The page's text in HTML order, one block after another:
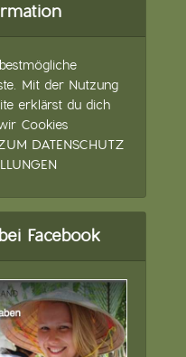
Mit der Nutzung
erklärst du dich
Cookies
DATENSCHUTZ
Facebook